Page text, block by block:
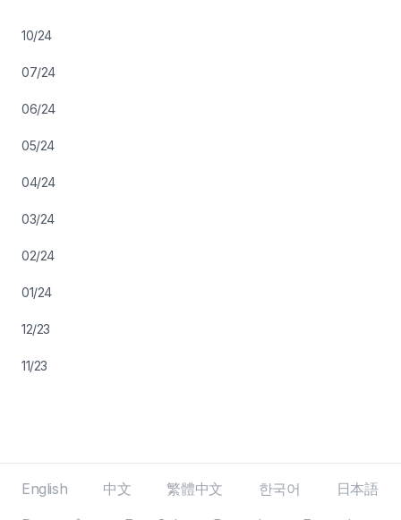
10/24
07/24
06/24
05/24
04/24
03/24
02/24
01/24
12/23
11/23
English 中文 繁體中文 한국어
日本語